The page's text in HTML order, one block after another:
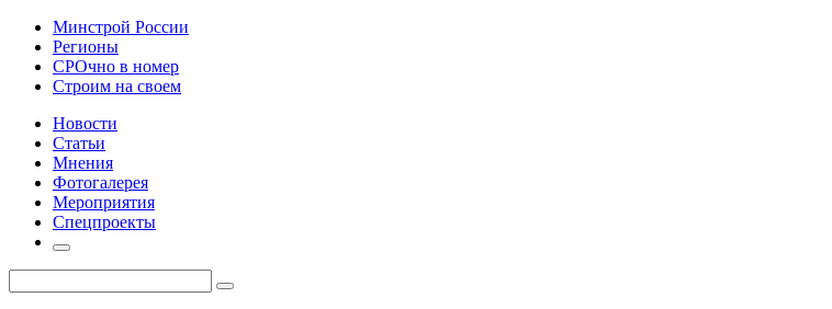
Минстрой России
Регионы
СРОчно в номер
Строим на своем
Новости
Статьи
Мнения
Фотогалерея
Мероприятия
Спецпроекты